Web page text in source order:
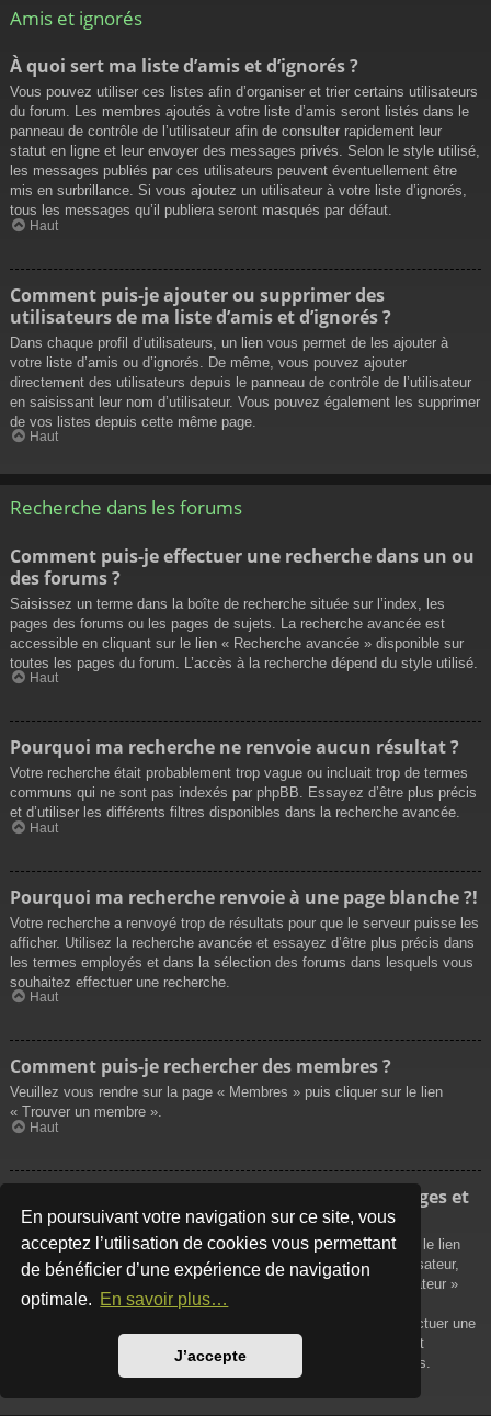
En poursuivant votre navigation sur ce site, vous
acceptez l’utilisation de cookies vous permettant
de bénéficier d’une expérience de navigation
optimale. En savoir plus…
J’accepte
Amis et ignorés
À quoi sert ma liste d’amis et d’ignorés ?
Vous pouvez utiliser ces listes afin d’organiser et trier certains utilisateurs
du forum. Les membres ajoutés à votre liste d’amis seront listés dans le
panneau de contrôle de l’utilisateur afin de consulter rapidement leur
statut en ligne et leur envoyer des messages privés. Selon le style utilisé,
les messages publiés par ces utilisateurs peuvent éventuellement être
mis en surbrillance. Si vous ajoutez un utilisateur à votre liste d’ignorés,
tous les messages qu’il publiera seront masqués par défaut.
Haut
Comment puis-je ajouter ou supprimer des
utilisateurs de ma liste d’amis et d’ignorés ?
Dans chaque profil d’utilisateurs, un lien vous permet de les ajouter à
votre liste d’amis ou d’ignorés. De même, vous pouvez ajouter
directement des utilisateurs depuis le panneau de contrôle de l’utilisateur
en saisissant leur nom d’utilisateur. Vous pouvez également les supprimer
de vos listes depuis cette même page.
Haut
Recherche dans les forums
Comment puis-je effectuer une recherche dans un ou
des forums ?
Saisissez un terme dans la boîte de recherche située sur l’index, les
pages des forums ou les pages de sujets. La recherche avancée est
accessible en cliquant sur le lien « Recherche avancée » disponible sur
toutes les pages du forum. L’accès à la recherche dépend du style utilisé.
Haut
Pourquoi ma recherche ne renvoie aucun résultat ?
Votre recherche était probablement trop vague ou incluait trop de termes
communs qui ne sont pas indexés par phpBB. Essayez d’être plus précis
et d’utiliser les différents filtres disponibles dans la recherche avancée.
Haut
Pourquoi ma recherche renvoie à une page blanche ?!
Votre recherche a renvoyé trop de résultats pour que le serveur puisse les
afficher. Utilisez la recherche avancée et essayez d’être plus précis dans
les termes employés et dans la sélection des forums dans lesquels vous
souhaitez effectuer une recherche.
Haut
Comment puis-je rechercher des membres ?
Veuillez vous rendre sur la page « Membres » puis cliquer sur le lien
« Trouver un membre ».
Haut
Comment puis-je retrouver mes propres messages et
sujets ?
Vos propres messages peuvent être affichés soit en cliquant sur le lien
« Afficher vos messages » dans le panneau de contrôle de l’utilisateur,
soit en cliquant sur le lien « Rechercher les messages de l’utilisateur »
sur la page de votre propre profil ou soit en cliquant sur le menu
« Raccourcis » situé sur la partie supérieure du forum. Pour effectuer une
recherche de vos propres sujets, utilisez la recherche avancée et
remplissez convenablement les options qui vous sont disponibles.